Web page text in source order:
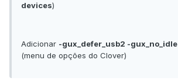
devices)
Adicionar -gux_defer_usb2 -gux_no_idle
(menu de opções do Clover)